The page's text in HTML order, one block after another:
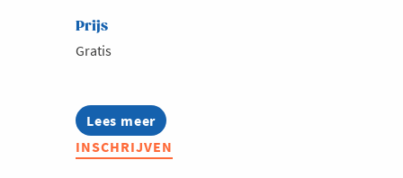
Prijs
Gratis
Lees meer
about
Inspiratielunch
voor
INSCHRIJVEN
Ruimtelijke ordening en Infrastructuur
Scale-ups
Starten